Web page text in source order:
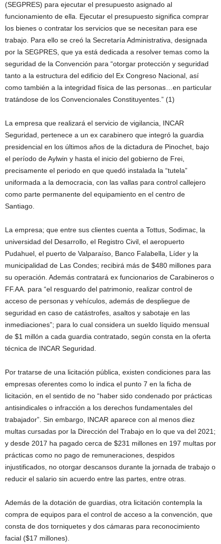
(SEGPRES) para ejecutar el presupuesto asignado al
funcionamiento de ella. Ejecutar el presupuesto significa comprar
los bienes o contratar los servicios que se necesitan para ese
trabajo. Para ello se creó la Secretaría Administrativa, designada
por la SEGPRES, que ya está dedicada a resolver temas como la
seguridad de la Convención para “otorgar protección y seguridad
tanto a la estructura del edificio del Ex Congreso Nacional, así
como también a la integridad física de las personas…en particular
tratándose de los Convencionales Constituyentes.” (1)
La empresa que realizará el servicio de vigilancia, INCAR
Seguridad, pertenece a un ex carabinero que integró la guardia
presidencial en los últimos años de la dictadura de Pinochet, bajo
el período de Aylwin y hasta el inicio del gobierno de Frei,
precisamente el periodo en que quedó instalada la “tutela”
uniformada a la democracia, con las vallas para control callejero
como parte permanente del equipamiento en el centro de
Santiago.
La empresa; que entre sus clientes cuenta a Tottus, Sodimac, la
universidad del Desarrollo, el Registro Civil, el aeropuerto
Pudahuel, el puerto de Valparaíso, Banco Falabella, Líder y la
municipalidad de Las Condes; recibirá más de $480 millones para
su operación. Además contratará ex funcionarios de Carabineros o
FF.AA. para “el resguardo del patrimonio, realizar control de
acceso de personas y vehículos, además de despliegue de
seguridad en caso de catástrofes, asaltos y sabotaje en las
inmediaciones”; para lo cual considera un sueldo líquido mensual
de $1 millón a cada guardia contratado, según consta en la oferta
técnica de INCAR Seguridad.
Por tratarse de una licitación pública, existen condiciones para las
empresas oferentes como lo indica el punto 7 en la ficha de
licitación, en el sentido de no “haber sido condenado por prácticas
antisindicales o infracción a los derechos fundamentales del
trabajador”. Sin embargo, INCAR aparece con al menos diez
multas cursadas por la Dirección del Trabajo en lo que va del 2021;
y desde 2017 ha pagado cerca de $231 millones en 197 multas por
prácticas como no pago de remuneraciones, despidos
injustificados, no otorgar descansos durante la jornada de trabajo o
reducir el salario sin acuerdo entre las partes, entre otras.
Además de la dotación de guardias, otra licitación contempla la
compra de equipos para el control de acceso a la convención, que
consta de dos torniquetes y dos cámaras para reconocimiento
facial ($17 millones).